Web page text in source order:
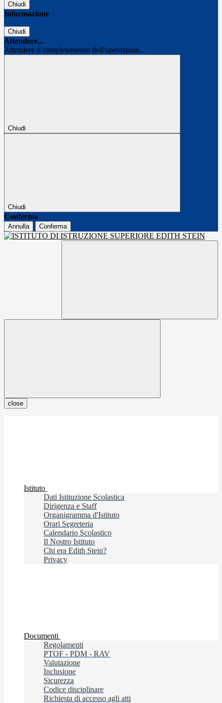
Chiudi
Informazione
Chiudi
Attendere...
Attendere il completamento dell'operazione...
Chiudi
Chiudi
Conferma
Annulla Conferma
close
Istituto
Dati Istituzione Scolastica
Dirigenza e Staff
Organigramma d'Istituto
Orari Segreteria
Calendario Scolastico
Il Nostro Istituto
Chi era Edith Stein?
Privacy
Documenti
Regolamenti
PTOF - PDM - RAV
Valutazione
Inclusione
Sicurezza
Codice disciplinare
Richiesta di accesso agli atti